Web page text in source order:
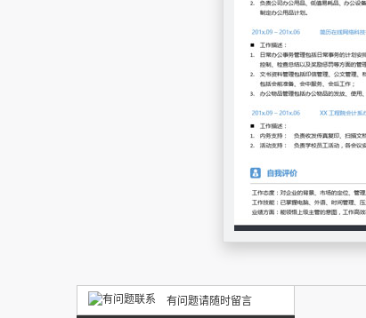
有问题请随时留言